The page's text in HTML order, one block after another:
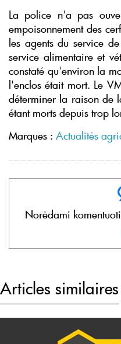
La police n'a pas
empoisonnement des
les agents du service
service alimentaire et
constaté qu'environ la
l'enclos était mort. Le
déterminer la raison de
étant morts depuis trop
Marques : Actualités
Norėdami
Articles similaires